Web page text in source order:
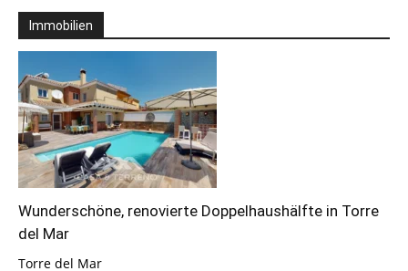
Immobilien
Wunderschöne, renovierte Doppelhaushälfte in Torre
del Mar
Torre del Mar